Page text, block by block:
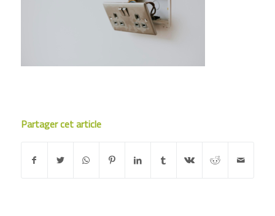
Partager cet article